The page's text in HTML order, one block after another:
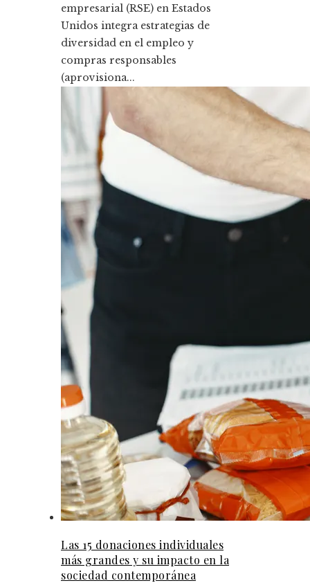
empresarial (RSE) en Estados
Unidos integra estrategias de
diversidad en el empleo y
compras responsables
(aprovisiona...
Las 15 donaciones individuales
más grandes y su impacto en la
sociedad contemporánea